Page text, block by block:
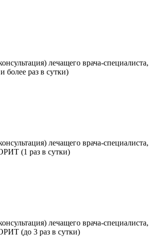
лечащего врача-специалиста,
раз в сутки)
лечащего врача-специалиста,
(1 раз в сутки)
лечащего врача-специалиста,
(до 3 раз в сутки)